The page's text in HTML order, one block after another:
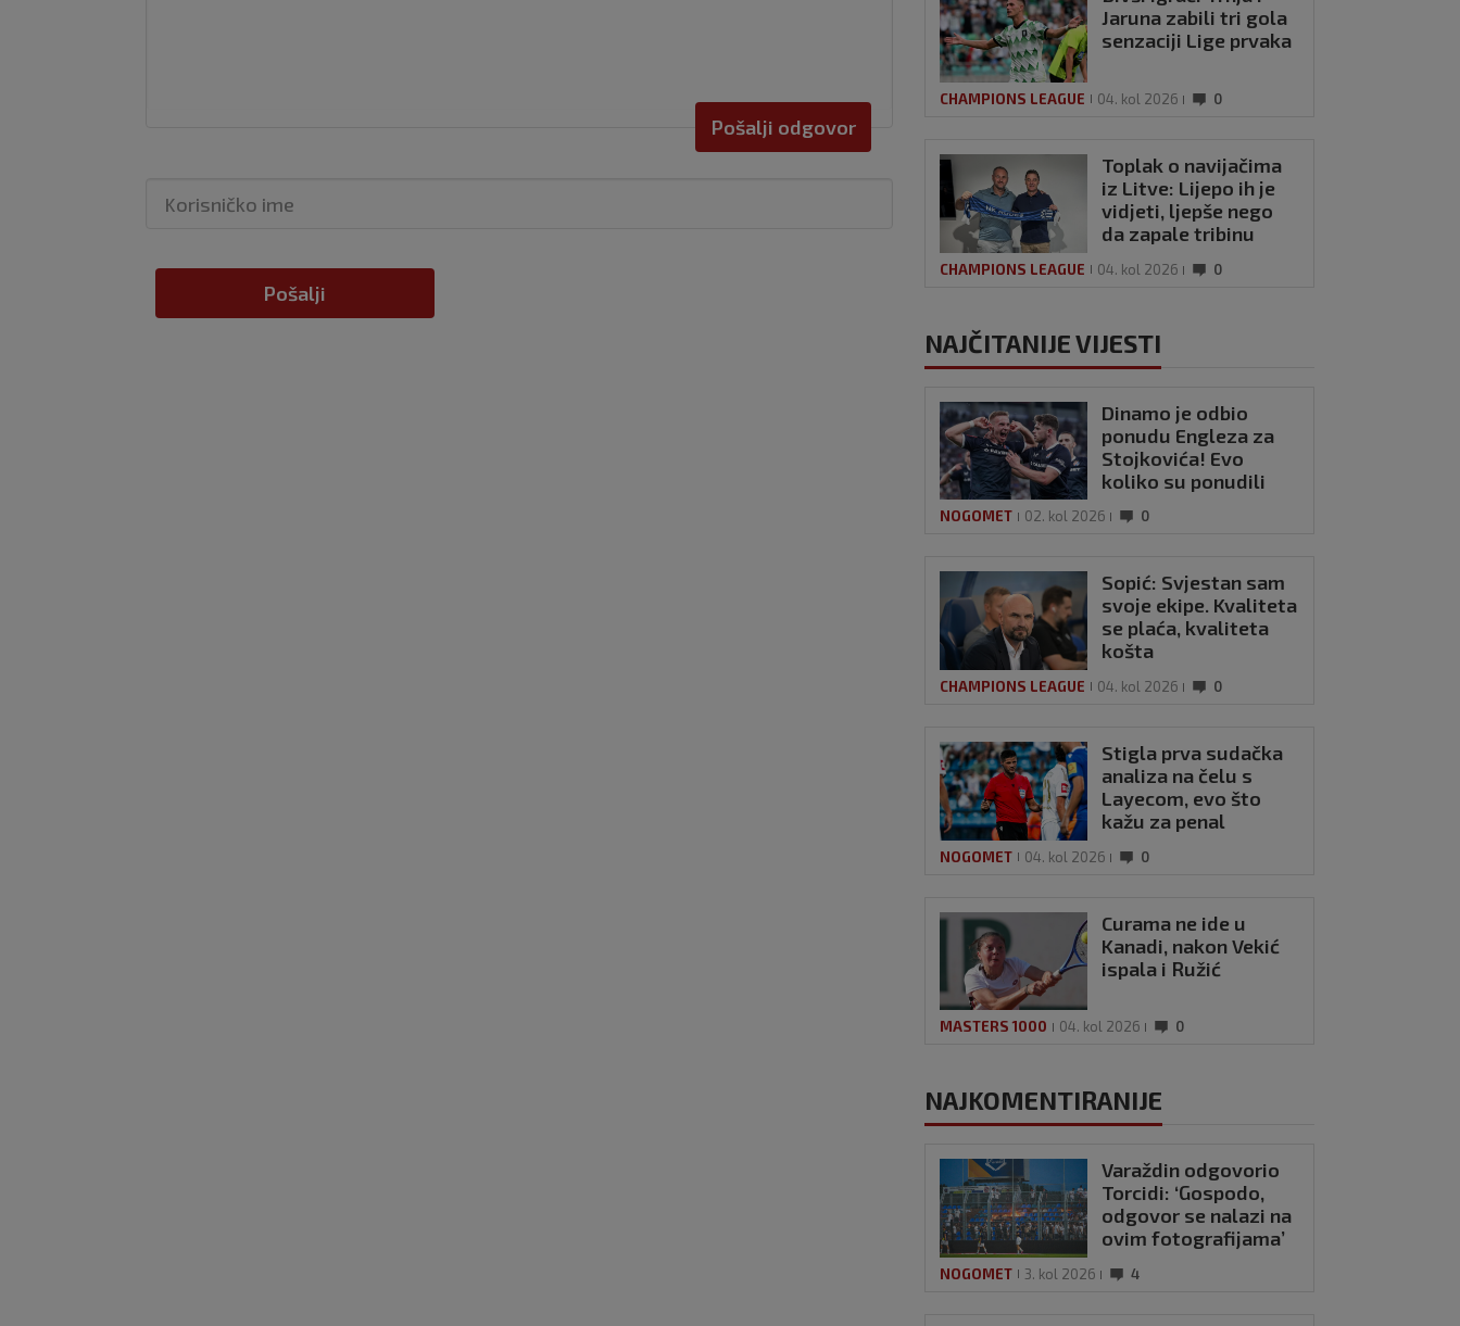
Pošalji odgovor
Pošalji
Jaruna zabili tri gola
senzaciji Lige prvaka
CHAMPIONS LEAGUE 04. kol 2026 0
Toplak o navijačima
iz Litve: Lijepo ih je
vidjeti, ljepše nego
da zapale tribinu
CHAMPIONS LEAGUE 04. kol 2026 0
NAJČITANIJE VIJESTI
Dinamo je odbio
ponudu Engleza za
Stojkovića! Evo
koliko su ponudili
NOGOMET 02. kol 2026 0
Sopić: Svjestan sam
svoje ekipe. Kvaliteta
se plaća, kvaliteta
košta
CHAMPIONS LEAGUE 04. kol 2026 0
Stigla prva sudačka
analiza na čelu s
Layecom, evo što
kažu za penal
NOGOMET 04. kol 2026 0
Curama ne ide u
Kanadi, nakon Vekić
ispala i Ružić
MASTERS 1000 04. kol 2026 0
NAJKOMENTIRANIJE
Varaždin odgovorio
Torcidi: ‘Gospodo,
odgovor se nalazi na
ovim fotografijama’
NOGOMET 3. kol 2026 4